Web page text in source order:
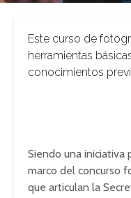
Este curso de
herramientas
conocimientos
Siendo una iniciativa
marco del concurso
que articulan la